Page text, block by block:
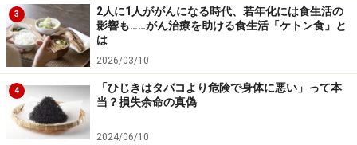
食文化＝不健康」と単純に決めつけることはできないで
しょう。
ごはんの摂取量は、がん発生のリスクと関
係があるのか
近年、若年者のがんが増加していることは世界的にも問
3
2人に1人ががんになる時代、若年化には食生活の
影響も……がん治療を助ける食生活「ケトン食」と
は
2026/03/10
4
「ひじきはタバコより危険で身体に悪い」って本
当？損失余命の真偽
2024/06/10